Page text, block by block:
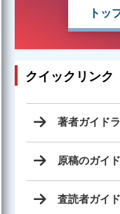
トッ
クイックリンク
著者ガイド
原稿のガイ
査読者ガイ